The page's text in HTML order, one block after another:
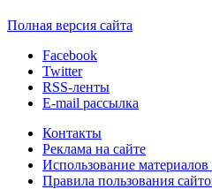
Полная версия сайта
Facebook
Twitter
RSS-ленты
E-mail рассылка
Контакты
Реклама на сайте
Использование материалов
Правила пользования